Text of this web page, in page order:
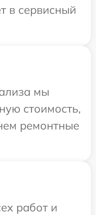
в сервисный
мы
стоимость,
ремонтные
работ и